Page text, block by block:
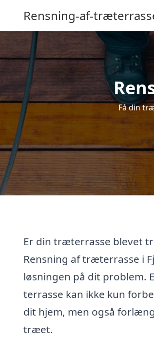
Rensning-af-
Få din
Er din træterrasse blevet
Rensning af træterrasse i
løsningen på dit problem.
terrasse kan ikke kun
dit hjem, men også
træet.